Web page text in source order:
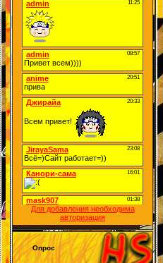
Для добавления необходима
авторизация
Опрос